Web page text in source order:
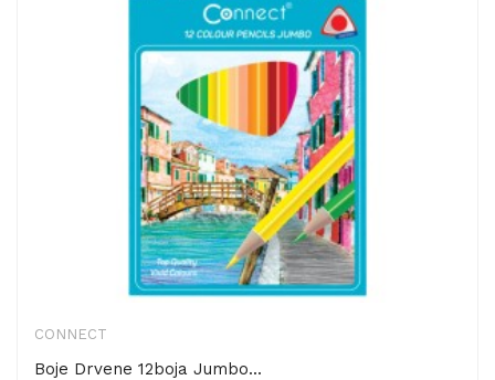
CONNECT
Boje Drvene 12boja Jumbo...